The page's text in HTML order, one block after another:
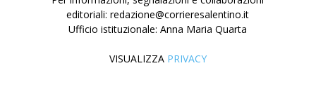
editoriali: redazione@corrieresalentino.it
Ufficio istituzionale: Anna Maria Quarta
VISUALIZZA PRIVACY